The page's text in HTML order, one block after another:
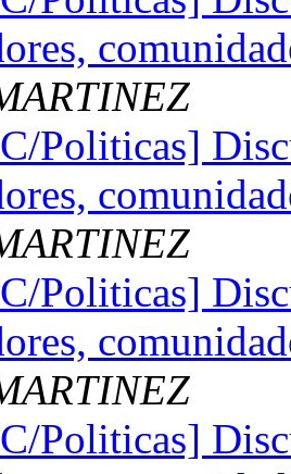
Politicas]
Politicas]
Politicas]